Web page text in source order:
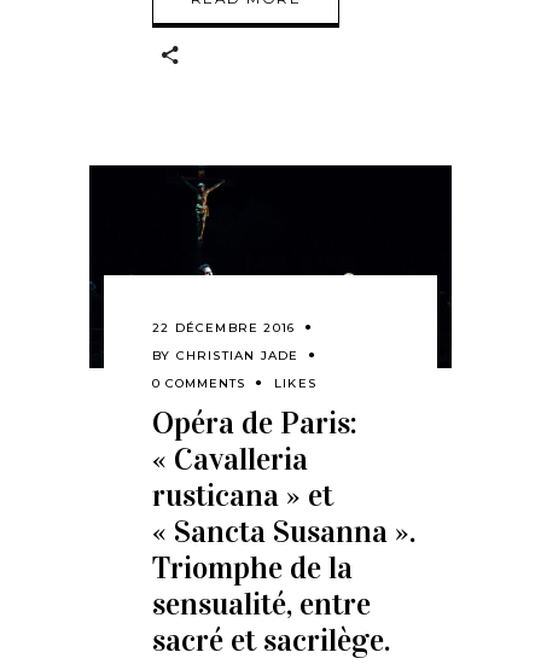
22 DÉCEMBRE 2016
BY CHRISTIAN JADE
0 COMMENTS
LIKES
Opéra de Paris:
« Cavalleria
rusticana » et
« Sancta Susanna ».
Triomphe de la
sensualité, entre
sacré et sacrilège.